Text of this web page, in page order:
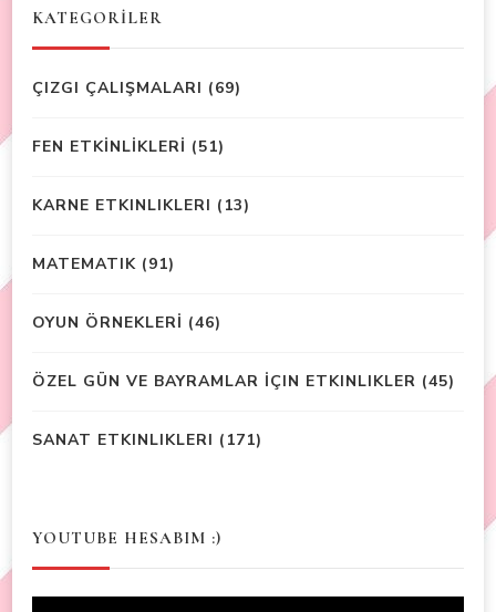
KATEGORİLER
ÇIZGI ÇALIŞMALARI (69)
FEN ETKİNLİKLERİ (51)
KARNE ETKINLIKLERI (13)
MATEMATIK (91)
OYUN ÖRNEKLERİ (46)
ÖZEL GÜN VE BAYRAMLAR İÇIN ETKINLIKLER (45)
SANAT ETKINLIKLERI (171)
YOUTUBE HESABIM :)